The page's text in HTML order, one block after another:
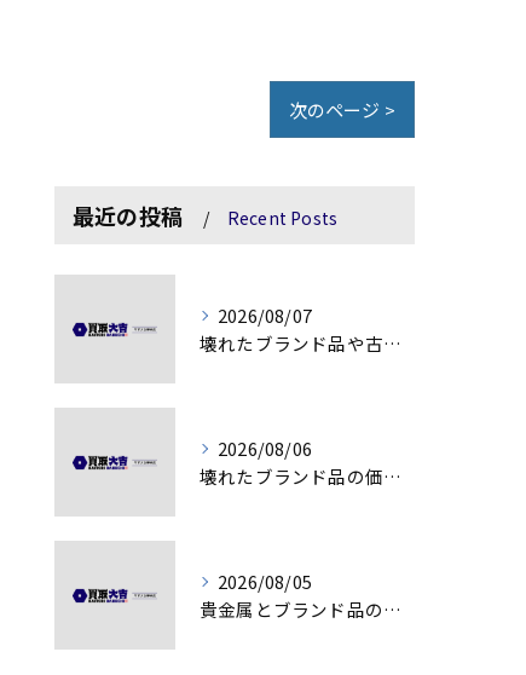
次のページ >
最近の投稿 Recent Posts
2026/08/07
壊れたブランド品や古物の価値を見極める秘訣
2026/08/06
壊れたブランド品の価値を見極める技術とは
2026/08/05
貴金属とブランド品の価値変動を見極める方法